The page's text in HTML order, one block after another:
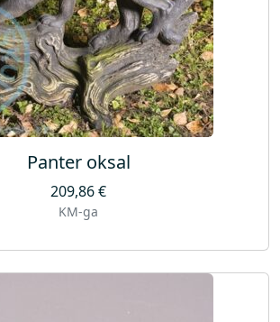
Panter oksal
209,86€
KM-ga